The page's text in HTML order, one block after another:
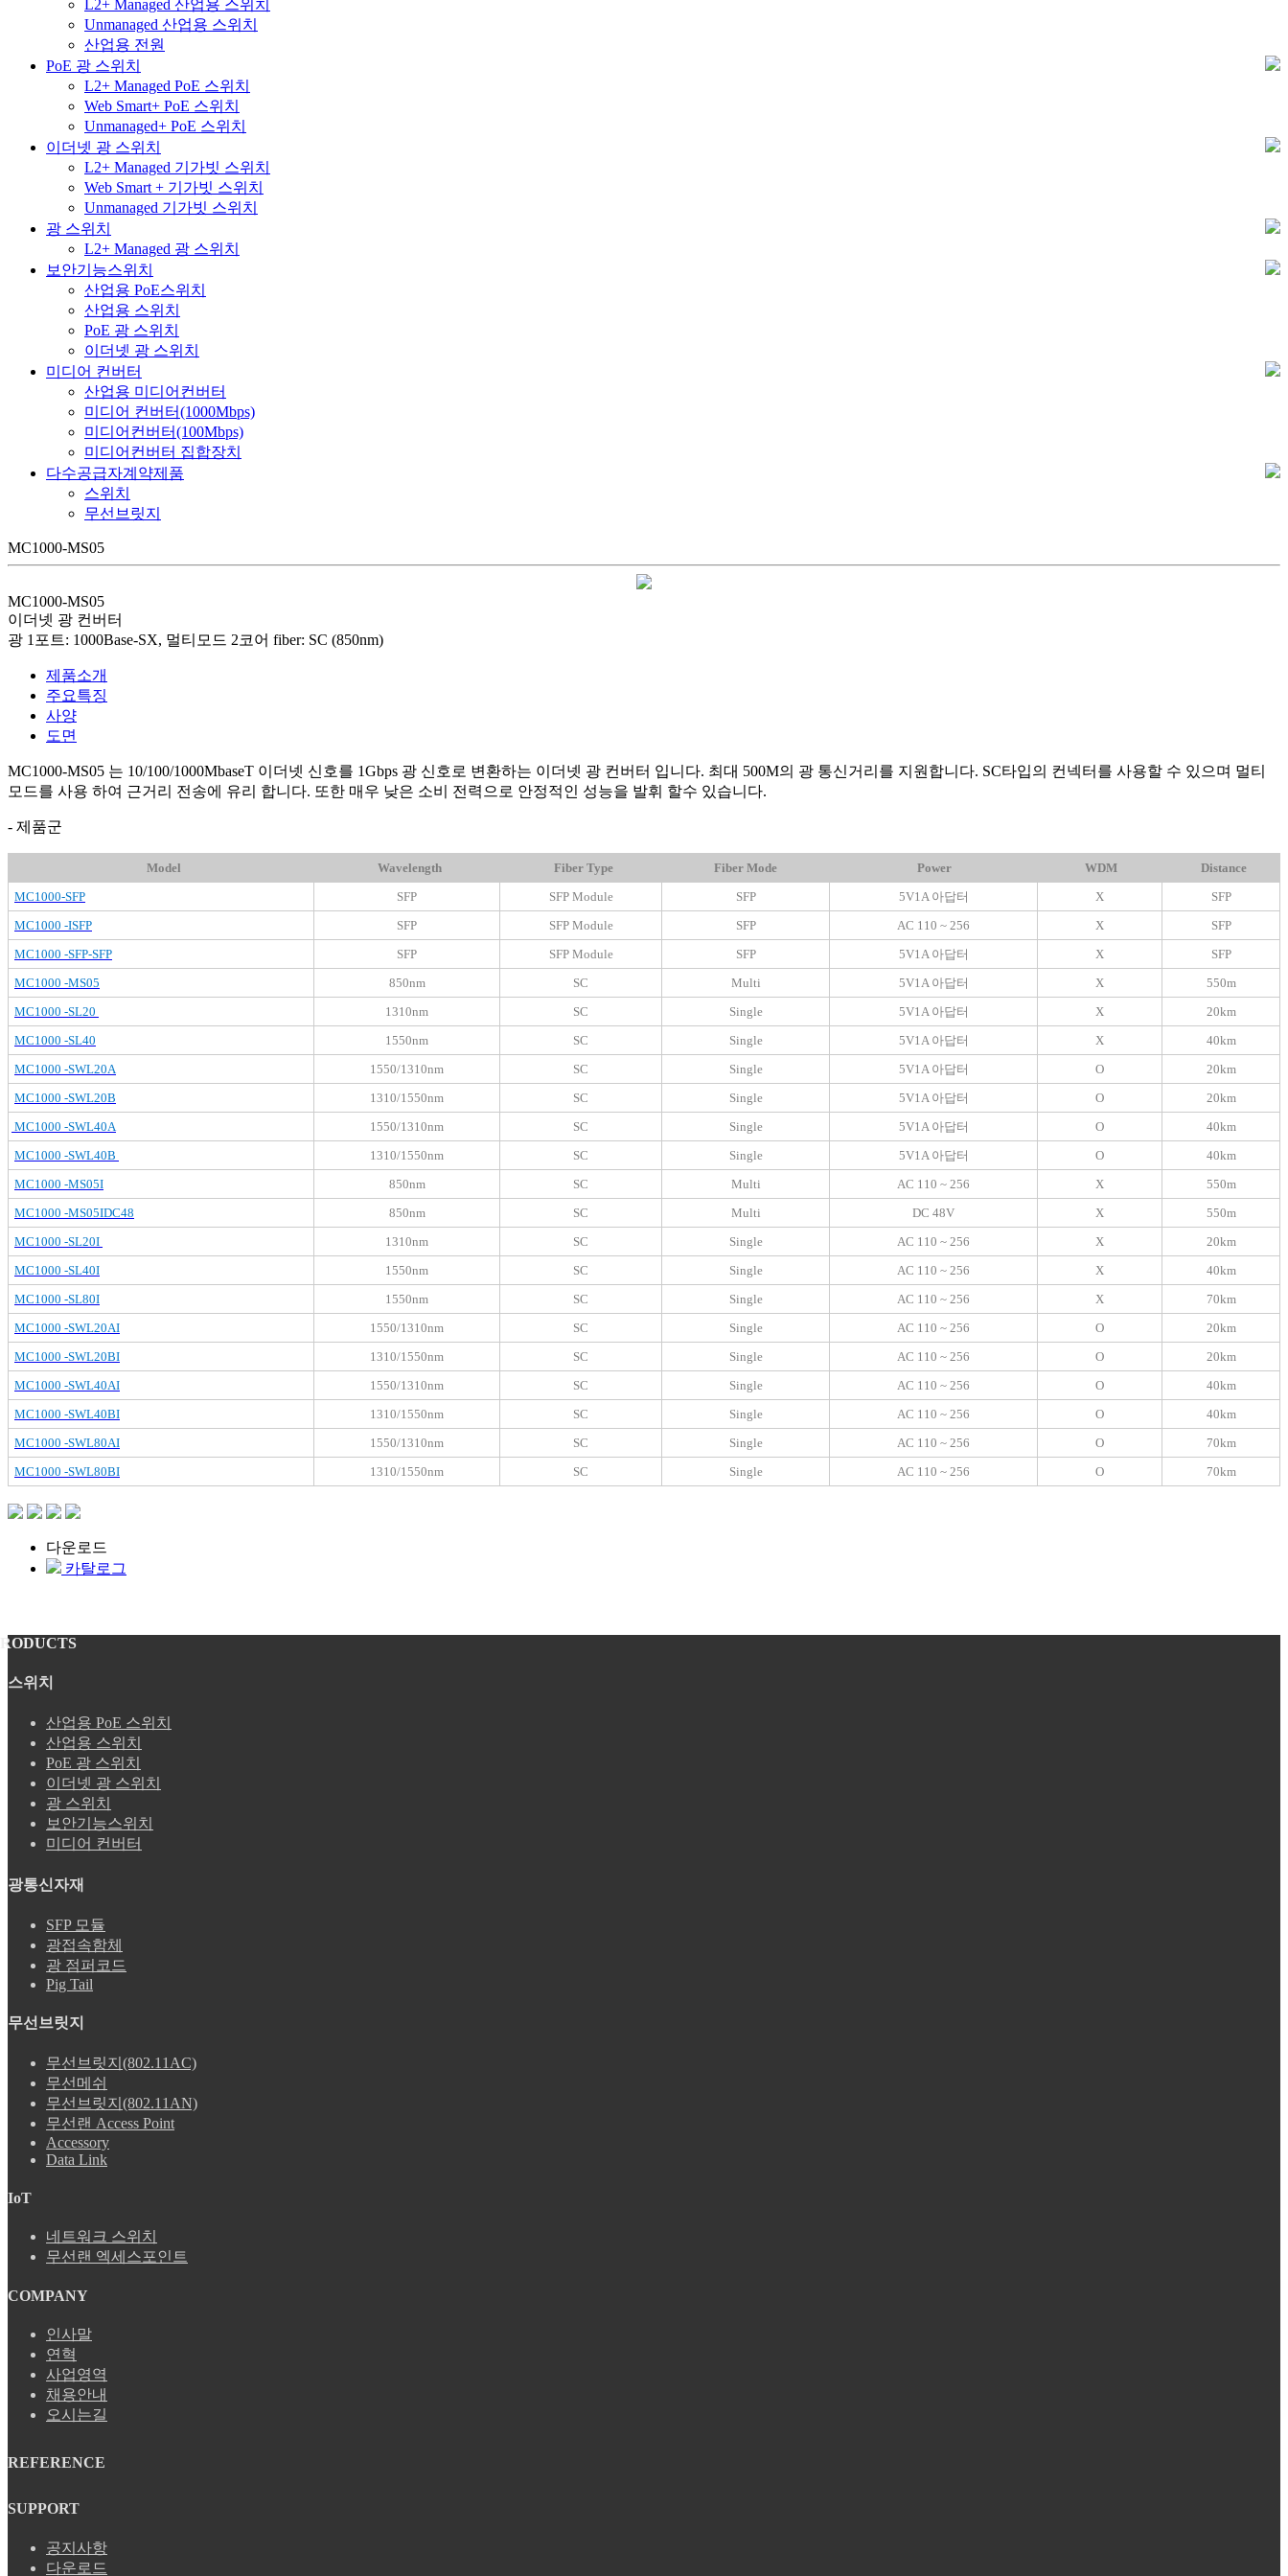
L2+ Managed 산업용 스위치
Unmanaged 산업용 스위치
산업용 전원
PoE 광 스위치
L2+ Managed PoE 스위치
Web Smart+ PoE 스위치
Unmanaged+ PoE 스위치
이더넷 광 스위치
L2+ Managed 기가빗 스위치
Web Smart + 기가빗 스위치
Unmanaged 기가빗 스위치
광 스위치
L2+ Managed 광 스위치
보안기능스위치
산업용 PoE스위치
산업용 스위치
PoE 광 스위치
이더넷 광 스위치
미디어 컨버터
산업용 미디어컨버터
미디어 컨버터(1000Mbps)
미디어컨버터(100Mbps)
미디어컨버터 집합장치
다수공급자계약제품
스위치
무선브릿지
MC1000-MS05
MC1000-MS05
이더넷 광 컨버터
광 1포트: 1000Base-SX, 멀티모드 2코어 fiber: SC (850nm)
제품소개
주요특징
사양
도면
MC1000-MS05 는 10/100/1000MbaseT 이더넷 신호를 1Gbps 광 신호로 변환하는 이더넷 광 컨버터 입니다. 최대 500M의 광 통신거리를 지원합니다. SC타입의 컨넥터를 사용할 수 있으며 멀티
모드를 사용 하여 근거리 전송에 유리 합니다. 또한 매우 낮은 소비 전력으로 안정적인 성능을 발휘 할수 있습니다.
- 제품군
Model Wavelength Fiber Type Fiber Mode Power WDM
Distance
MC1000-SFP
SFP SFP Module SFP 5V1A 아답터 X
SFP
MC1000 -ISFP
SFP SFP Module SFP AC 110 ~ 256 X
SFP
MC1000 -SFP-SFP
SFP SFP Module SFP 5V1A 아답터 X
SFP
MC1000 -MS05
850nm SC Multi 5V1A 아답터 X
550m
MC1000 -SL20
1310nm SC Single 5V1A 아답터 X
20km
MC1000 -SL40
1550nm SC Single 5V1A 아답터 X
40km
MC1000 -SWL20A
1550/1310nm SC Single 5V1A 아답터 O
20km
MC1000 -SWL20B
1310/1550nm SC Single 5V1A 아답터 O
20km
MC1000 -SWL40A
1550/1310nm SC Single 5V1A 아답터 O
40km
MC1000 -SWL40B
1310/1550nm SC Single 5V1A 아답터 O
40km
MC1000 -MS05I
850nm SC Multi AC 110 ~ 256 X
550m
MC1000 -MS05IDC48
850nm SC Multi DC 48V X
550m
MC1000 -SL20I
1310nm SC Single AC 110 ~ 256 X
20km
MC1000 -SL40I
1550nm SC Single AC 110 ~ 256 X
40km
MC1000 -SL80I
1550nm SC Single AC 110 ~ 256 X
70km
MC1000 -SWL20AI
1550/1310nm SC Single AC 110 ~ 256 O
20km
MC1000 -SWL20BI
1310/1550nm SC Single AC 110 ~ 256 O
20km
MC1000 -SWL40AI
1550/1310nm SC Single AC 110 ~ 256 O
40km
MC1000 -SWL40BI
1310/1550nm SC Single AC 110 ~ 256 O
40km
MC1000 -SWL80AI
1550/1310nm SC Single AC 110 ~ 256 O 70km
MC1000 -SWL80BI
1310/1550nm SC Single AC 110 ~ 256 O 70km
다운로드
카탈로그
스위치
산업용 PoE 스위치
산업용 스위치
PoE 광 스위치
이더넷 광 스위치
광 스위치
보안기능스위치
미디어 컨버터
광통신자재
SFP 모듈
광접속함체
광 점퍼코드
Pig Tail
무선브릿지
무선브릿지(802.11AC)
무선메쉬
무선브릿지(802.11AN)
무선랜 Access Point
Accessory
Data Link
IoT
네트워크 스위치
무선랜 엑세스포인트
COMPANY
인사말
연혁
사업영역
채용안내
오시는길
REFERENCE
SUPPORT
공지사항
다운로드